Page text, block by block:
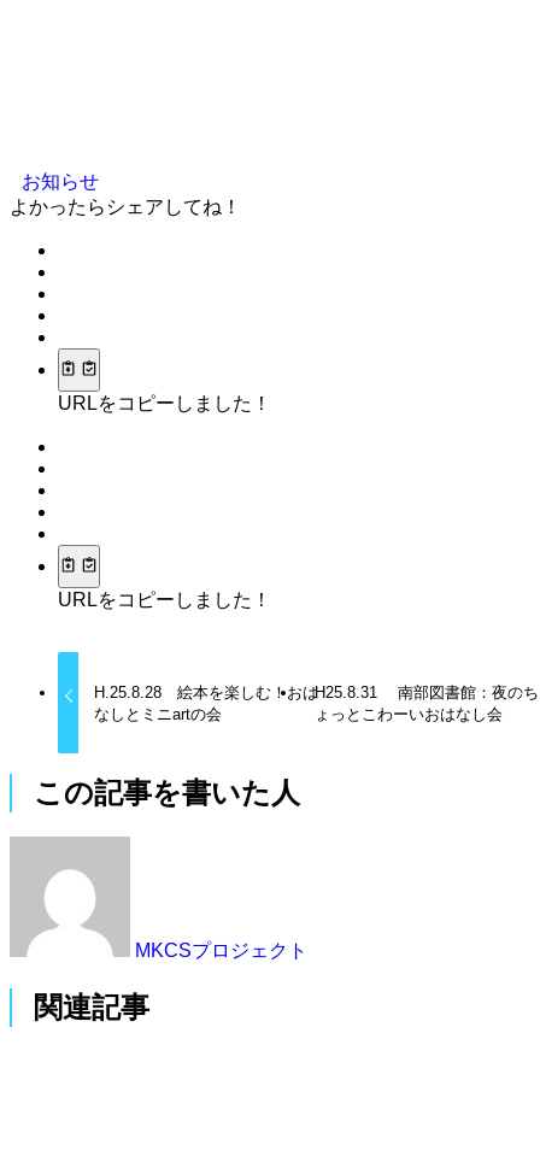
お知らせ
よかったらシェアしてね！
URLをコピーしました！
URLをコピーしました！
H.25.8.28 絵本を楽しむ！おは
なしとミニartの会
H25.8.31 南部図書館：夜のち
ょっとこわーいおはなし会
この記事を書いた人
MKCSプロジェクト
関連記事